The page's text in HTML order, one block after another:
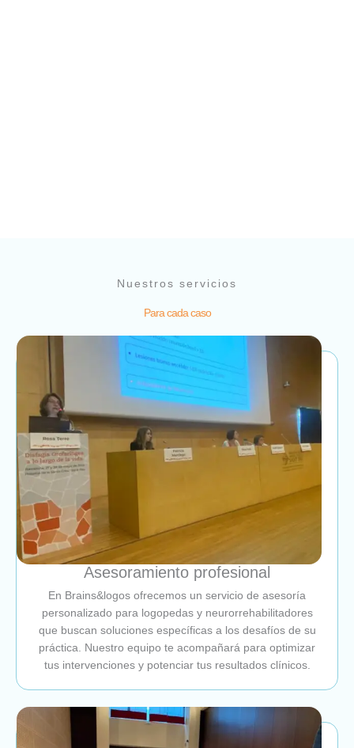
Nuestros servicios
Para cada caso
Asesoramiento profesional
En Brains&logos ofrecemos un servicio de asesoría
personalizado para logopedas y neurorrehabilitadores
que buscan soluciones específicas a los desafíos de su
práctica. Nuestro equipo te acompañará para optimizar
tus intervenciones y potenciar tus resultados clínicos.